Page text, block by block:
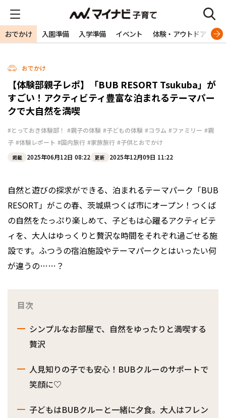
おでかけ 入園準備 入学準備 イベント 体験・アウトドア 旅
おでかけ
【体験部親子レポ】「BUB RESORT Tsukuba」が
すごい！アクティビティ豊富な泊まれるテーマパー
クで大自然を満喫
#とっておき体験部！ #親子の体験 #子どもの体験 #コラム #ファミリー #親
子 #体験レポート #国内旅行 #家族旅行 #子供とおでかけ
掲載 2025年06月12日 08:22 更新 2025年12月09日 11:22
自然と遊びの探求ができる、泊まれるテーマパーク「BUB
RESORT」がこの春、茨城県つくば市にオープン！つくば
の自然をたっぷり楽しめて、子どもは心躍るアクティビテ
ィを、大人はゆっくりと贅沢な時間をそれぞれ過ごせる施
設です。ふつうの宿泊施設やテーマパークとはいったい何
が違うの……？
目次
シンプルなお部屋で、自然をゆったりと満喫する
贅沢
人見知りの子でも安心！BUBクルーのサポートで
笑顔に♡
子どもはBUBクルーと一緒に夕食。大人はフレン